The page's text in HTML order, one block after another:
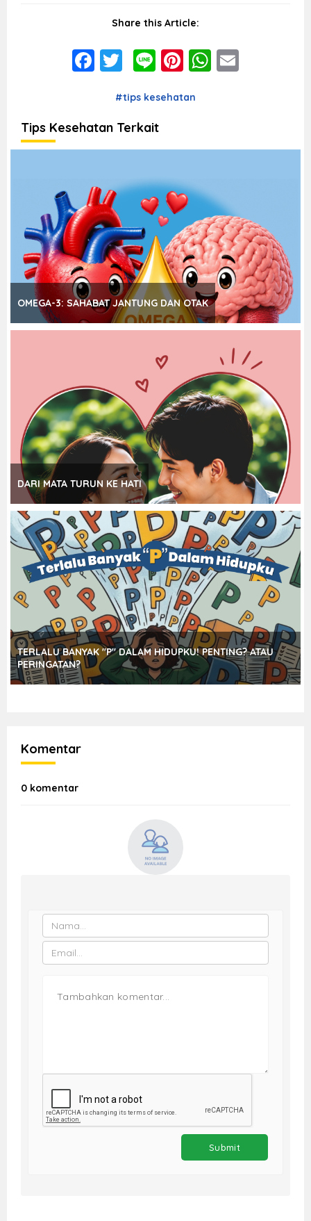
Share this Article:
Facebook
Twitter
LinePinterest
#tips kesehatan
Tips Kesehatan Terkait
OMEGA-3: SAHABAT JANTUNG DAN OTAK
DARI MATA TURUN KE HATI
TERLALU BANYAK "P" DALAM HIDUPKU! PENTING? ATAU
PERINGATAN?
Komentar
0 komentar